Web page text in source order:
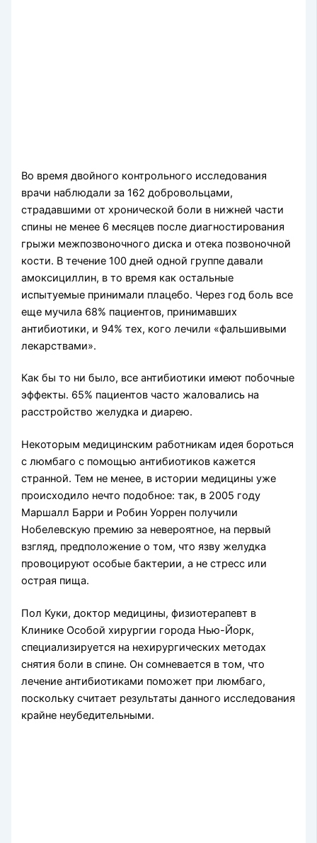
Во время двойного контрольного исследования
врачи наблюдали за 162 добровольцами,
страдавшими от хронической боли в нижней части
спины не менее 6 месяцев после диагностирования
грыжи межпозвоночного диска и отека позвоночной
кости. В течение 100 дней одной группе давали
амоксициллин, в то время как остальные
испытуемые принимали плацебо. Через год боль все
еще мучила 68% пациентов, принимавших
антибиотики, и 94% тех, кого лечили «фальшивыми
лекарствами».
Как бы то ни было, все антибиотики имеют побочные
эффекты. 65% пациентов часто жаловались на
расстройство желудка и диарею.
Некоторым медицинским работникам идея бороться
с люмбаго с помощью антибиотиков кажется
странной. Тем не менее, в истории медицины уже
происходило нечто подобное: так, в 2005 году
Маршалл Барри и Робин Уоррен получили
Нобелевскую премию за невероятное, на первый
взгляд, предположение о том, что язву желудка
провоцируют особые бактерии, а не стресс или
острая пища.
Пол Куки, доктор медицины, физиотерапевт в
Клинике Особой хирургии города Нью-Йорк,
специализируется на нехирургических методах
снятия боли в спине. Он сомневается в том, что
лечение антибиотиками поможет при люмбаго,
поскольку считает результаты данного исследования
крайне неубедительными.